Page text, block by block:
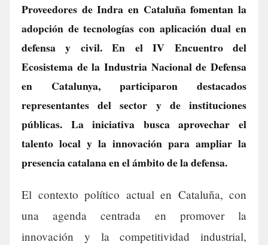
Proveedores de Indra en Cataluña fomentan la
adopción de tecnologías con aplicación dual en
defensa y civil. En el IV Encuentro del
Ecosistema de la Industria Nacional de Defensa
en Catalunya, participaron destacados
representantes del sector y de instituciones
públicas. La iniciativa busca aprovechar el
talento local y la innovación para ampliar la
presencia catalana en el ámbito de la defensa.
El contexto político actual en Cataluña, con
una agenda centrada en promover la
innovación y la competitividad industrial,